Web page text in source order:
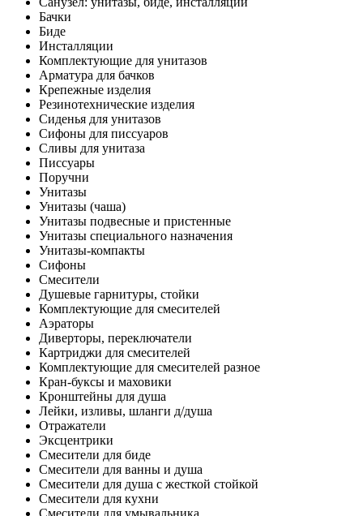
Бачки
Биде
Инсталляции
Комплектующие для унитазов
Арматура для бачков
Крепежные изделия
Резинотехнические изделия
Сиденья для унитазов
Сифоны для писсуаров
Сливы для унитаза
Писсуары
Поручни
Унитазы
Унитазы (чаша)
Унитазы подвесные и пристенные
Унитазы специального назначения
Унитазы-компакты
Сифоны
Смесители
Душевые гарнитуры, стойки
Комплектующие для смесителей
Аэраторы
Диверторы, переключатели
Картриджи для смесителей
Комплектующие для смесителей разное
Кран-буксы и маховики
Кронштейны для душа
Лейки, изливы, шланги д/душа
Отражатели
Эксцентрики
Смесители для биде
Смесители для ванны и душа
Смесители для душа с жесткой стойкой
Смесители для кухни
Смесители для умывальника